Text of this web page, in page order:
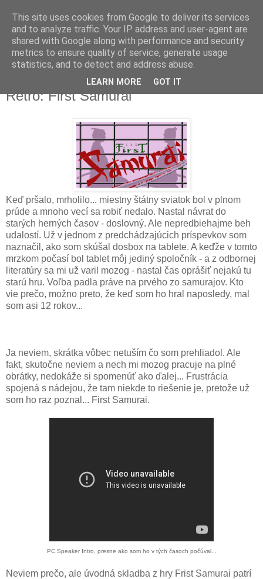
sobota 11. mája 2013
Retro: First Samurai
Keď pršalo, mrholilo... miestny štátny sviatok bol v plnom
prúde a mnoho vecí sa robiť nedalo. Nastal návrat do
starých herných časov - doslovný. Ale nepredbiehajme beh
udalostí. Už v jednom z predchádzajúcich príspevkov som
naznačil, ako som skúšal dosbox na tablete. A keďže v tomto
mrzkom počasí bol tablet môj jediný spoločník - a z odbornej
literatúry sa mi už varil mozog - nastal čas oprášiť nejakú tu
starú hru. Voľba padla práve na prvého zo samurajov. Kto
vie prečo, možno preto, že keď som ho hral naposledy, mal
som asi 12 rokov...
Ja neviem, skrátka vôbec netuším čo som prehliadol. Ale
fakt, skutočne neviem a nech mi mozog pracuje na plné
obrátky, nedokáže si spomenúť ako ďalej... Frustrácia
spojená s nádejou, že tam niekde to riešenie je, pretože už
som ho raz poznal... First Samurai.
PC Speaker Intro, presne ako som ho v tých časoch počúval...
Neviem prečo, ale úvodná skladba z hry Frist Samurai patrí
This site uses cookies from Google to deliver its services
and to analyze traffic. Your IP address and user-agent are
shared with Google along with performance and security
metrics to ensure quality of service, generate usage
statistics, and to detect and address abuse.
LEARN MORE GOT IT